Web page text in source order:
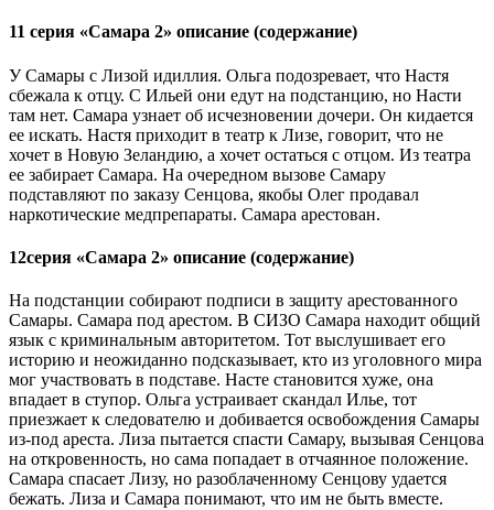
11 серия «Самара 2» описание (содержание)
У Самары с Лизой идиллия. Ольга подозревает, что Настя
сбежала к отцу. С Ильей они едут на подстанцию, но Насти
там нет. Самара узнает об исчезновении дочери. Он кидается
ее искать. Настя приходит в театр к Лизе, говорит, что не
хочет в Новую Зеландию, а хочет остаться с отцом. Из театра
ее забирает Самара. На очередном вызове Самару
подставляют по заказу Сенцова, якобы Олег продавал
наркотические медпрепараты. Самара арестован.
12серия «Самара 2» описание (содержание)
На подстанции собирают подписи в защиту арестованного
Самары. Самара под арестом. В СИЗО Самара находит общий
язык с криминальным авторитетом. Тот выслушивает его
историю и неожиданно подсказывает, кто из уголовного мира
мог участвовать в подставе. Насте становится хуже, она
впадает в ступор. Ольга устраивает скандал Илье, тот
приезжает к следователю и добивается освобождения Самары
из-под ареста. Лиза пытается спасти Самару, вызывая Сенцова
на откровенность, но сама попадает в отчаянное положение.
Самара спасает Лизу, но разоблаченному Сенцову удается
бежать. Лиза и Самара понимают, что им не быть вместе.